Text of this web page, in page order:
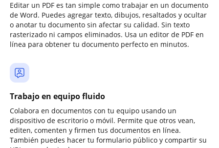
Editar un PDF es tan simple como trabajar en un documento
de Word. Puedes agregar texto, dibujos, resaltados y ocultar
o anotar tu documento sin afectar su calidad. Sin texto
rasterizado ni campos eliminados. Usa un editor de PDF en
línea para obtener tu documento perfecto en minutos.
Trabajo en equipo fluido
Colabora en documentos con tu equipo usando un
dispositivo de escritorio o móvil. Permite que otros vean,
editen, comenten y firmen tus documentos en línea.
También puedes hacer tu formulario público y compartir su